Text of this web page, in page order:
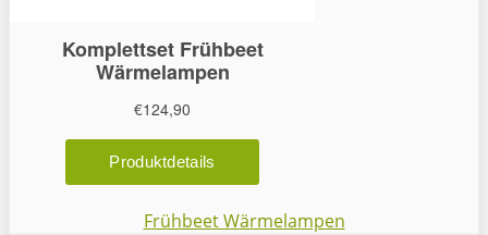
Frühbeet Wärmelampen